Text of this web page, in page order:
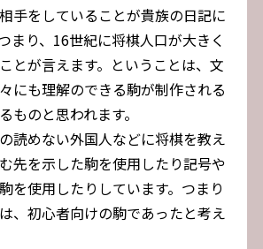
手をしていることが貴族の日記に
まり、16世紀に将棋人口が大きく
とが言えます。ということは、文
にも理解のできる駒が制作される
ものと思われます。
読めない外国人などに将棋を教え
先を示した駒を使用したり記号や
を使用したりしています。つまり
、初心者向けの駒であったと考え